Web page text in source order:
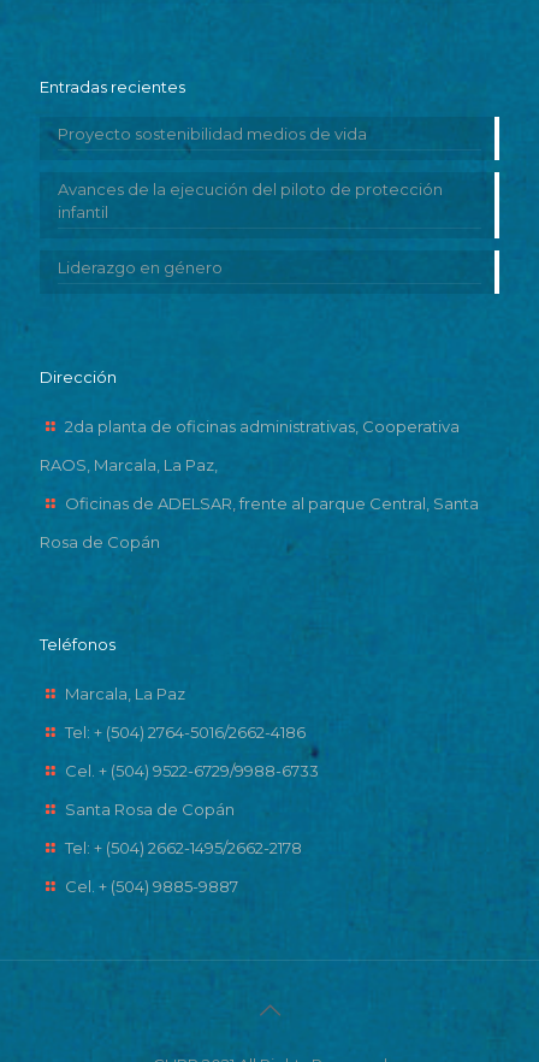
Entradas recientes
Proyecto sostenibilidad medios de vida
Avances de la ejecución del piloto de protección
infantil
Liderazgo en género
Dirección
2da planta de oficinas administrativas, Cooperativa
RAOS, Marcala, La Paz,
Oficinas de ADELSAR, frente al parque Central, Santa
Rosa de Copán
Teléfonos
Marcala, La Paz
Tel: + (504) 2764-5016/2662-4186
Cel. + (504) 9522-6729/9988-6733
Santa Rosa de Copán
Tel: + (504) 2662-1495/2662-2178
Cel. + (504) 9885-9887